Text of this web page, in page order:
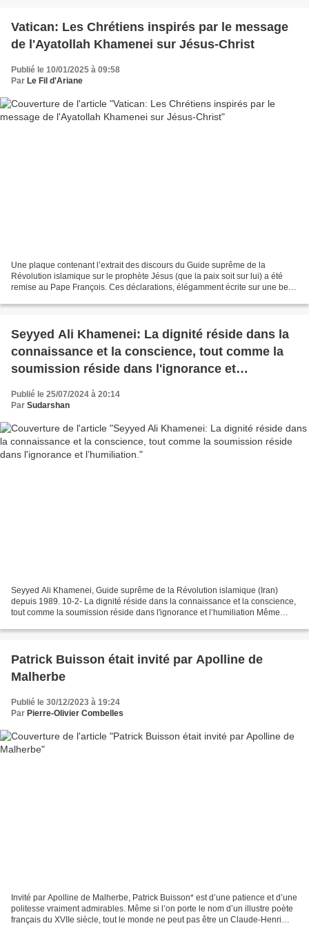
Vatican: Les Chrétiens inspirés par le message
de l'Ayatollah Khamenei sur Jésus-Christ
Publié le 10/01/2025 à 09:58
Par Le Fil d'Ariane
Une plaque contenant l’extrait des discours du Guide suprême de la
Révolution islamique sur le prophète Jésus (que la paix soit sur lui) a été
remise au Pape François. Ces déclarations, élégamment écrite sur une belle
Seyyed Ali Khamenei: La dignité réside dans la
connaissance et la conscience, tout comme la
soumission réside dans l'ignorance et
l’humiliation.
Publié le 25/07/2024 à 20:14
Par Sudarshan
Seyyed Ali Khamenei, Guide suprême de la Révolution islamique (Iran)
depuis 1989. 10-2- La dignité réside dans la connaissance et la conscience,
tout comme la soumission réside dans l'ignorance et l’humiliation Même
Patrick Buisson était invité par Apolline de
Malherbe
Publié le 30/12/2023 à 19:24
Par Pierre-Olivier Combelles
Invité par Apolline de Malherbe, Patrick Buisson* est d’une patience et d’une
politesse vraiment admirables. Même si l’on porte le nom d’un illustre poète
français du XVIIe siècle, tout le monde ne peut pas être un Claude-Henri